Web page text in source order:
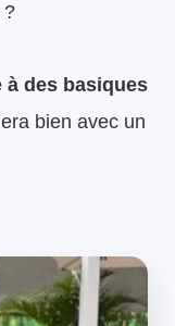
?
à des basiques
bien avec un